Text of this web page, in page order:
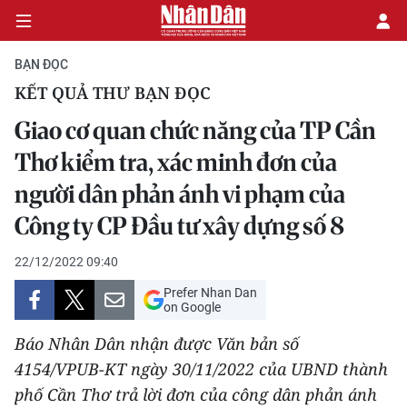
CHÍNH TRỊ
KINH TẾ
VĂN HÓA
XÃ HỘI
PHÁP LUẬT
DU LỊCH
THẾ GIỚI
BẠN ĐỌC
KẾT QUẢ THƯ BẠN ĐỌC
Giao cơ quan chức năng của TP Cần
Thơ kiểm tra, xác minh đơn của
người dân phản ánh vi phạm của
Công ty CP Đầu tư xây dựng số 8
22/12/2022 09:40
Prefer Nhan Dan
on Google
Báo Nhân Dân nhận được Văn bản số
4154/VPUB-KT ngày 30/11/2022 của UBND thành
phố Cần Thơ trả lời đơn của công dân phản ánh